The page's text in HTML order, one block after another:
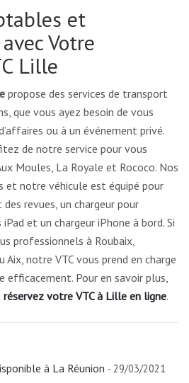
et
Votre
Lille
propose des services de transport
que vous ayez besoin de vous
ou à un événement privé.
de notre service pour vous
Moules, La Royale et Rococo. Nos
et notre véhicule est équipé pour
revues, un chargeur pour
et un chargeur iPhone à bord. Si
professionnels à Roubaix,
Aix, notre VTC vous prend en charge
Pour en savoir plus,
réservez votre VTC à Lille en ligne.
à La Réunion - 29/03/2021